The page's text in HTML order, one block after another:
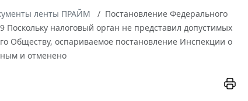
ленты ПРАЙМ
Постановление Федерального
Поскольку налоговый орган не представил допустимых
Обществу, оспариваемое постановление Инспекции о
и отменено